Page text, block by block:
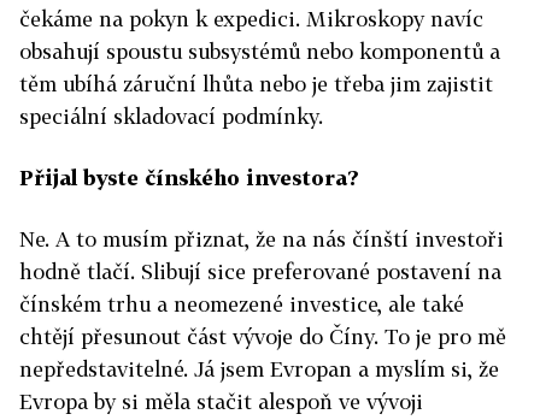
čekáme na pokyn k expedici. Mikroskopy navíc
obsahují spoustu subsystémů nebo komponentů a
těm ubíhá záruční lhůta nebo je třeba jim zajistit
speciální skladovací podmínky.
Přijal byste čínského investora?
Ne. A to musím přiznat, že na nás čínští investoři
hodně tlačí. Slibují sice preferované postavení na
čínském trhu a neomezené investice, ale také
chtějí přesunout část vývoje do Číny. To je pro mě
nepředstavitelné. Já jsem Evropan a myslím si, že
Evropa by si měla stačit alespoň ve vývoji